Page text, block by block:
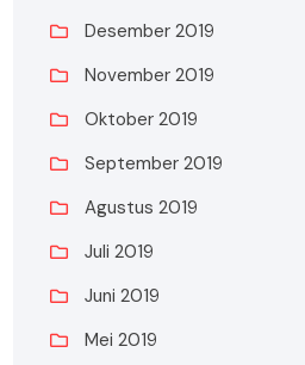
Desember 2019
November 2019
Oktober 2019
September 2019
Agustus 2019
Juli 2019
Juni 2019
Mei 2019